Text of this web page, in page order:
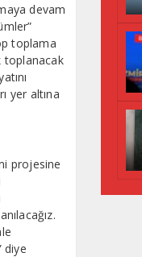
devam
toplama
toplanacak
yer altına
projesine
diye